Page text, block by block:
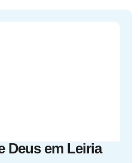
Deus em Leiria